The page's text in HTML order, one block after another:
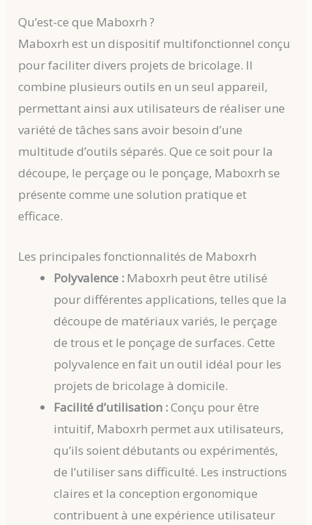
Qu’est-ce que Maboxrh ?
Maboxrh est un dispositif multifonctionnel conçu
pour faciliter divers projets de bricolage. Il
combine plusieurs outils en un seul appareil,
permettant ainsi aux utilisateurs de réaliser une
variété de tâches sans avoir besoin d’une
multitude d’outils séparés. Que ce soit pour la
découpe, le perçage ou le ponçage, Maboxrh se
présente comme une solution pratique et
efficace.
Les principales fonctionnalités de Maboxrh
Polyvalence : Maboxrh peut être utilisé
pour différentes applications, telles que la
découpe de matériaux variés, le perçage
de trous et le ponçage de surfaces. Cette
polyvalence en fait un outil idéal pour les
projets de bricolage à domicile.
Facilité d’utilisation :Conçu pour être
intuitif, Maboxrh permet aux utilisateurs,
qu’ils soient débutants ou expérimentés,
de l’utiliser sans difficulté. Les instructions
claires et la conception ergonomique
contribuent à une expérience utilisateur